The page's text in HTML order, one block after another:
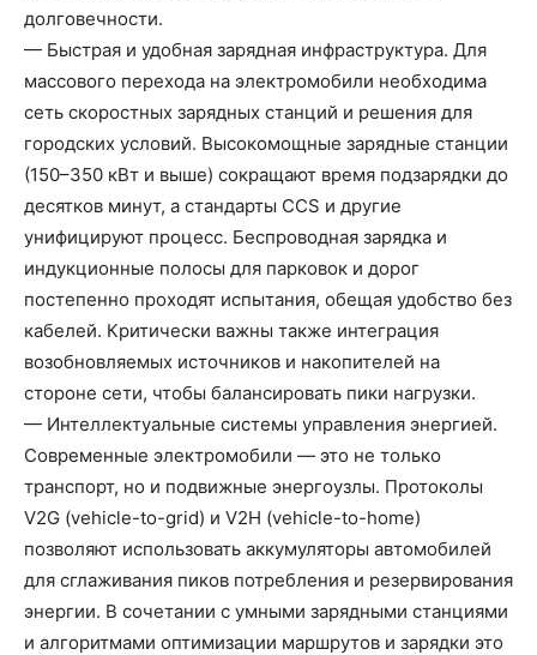
долговечности.
— Быстрая и удобная зарядная инфраструктура. Для
массового перехода на электромобили необходима
сеть скоростных зарядных станций и решения для
городских условий. Высокомощные зарядные станции
(150–350 кВт и выше) сокращают время подзарядки до
десятков минут, а стандарты CCS и другие
унифицируют процесс. Беспроводная зарядка и
индукционные полосы для парковок и дорог
постепенно проходят испытания, обещая удобство без
кабелей. Критически важны также интеграция
возобновляемых источников и накопителей на
стороне сети, чтобы балансировать пики нагрузки.
— Интеллектуальные системы управления энергией.
Современные электромобили — это не только
транспорт, но и подвижные энергоузлы. Протоколы
V2G (vehicle-to-grid) и V2H (vehicle-to-home)
позволяют использовать аккумуляторы автомобилей
для сглаживания пиков потребления и резервирования
энергии. В сочетании с умными зарядными станциями
и алгоритмами оптимизации маршрутов и зарядки это